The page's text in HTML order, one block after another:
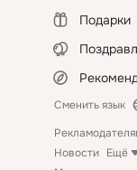
Подарки
Сменить язык
Новости Ещё